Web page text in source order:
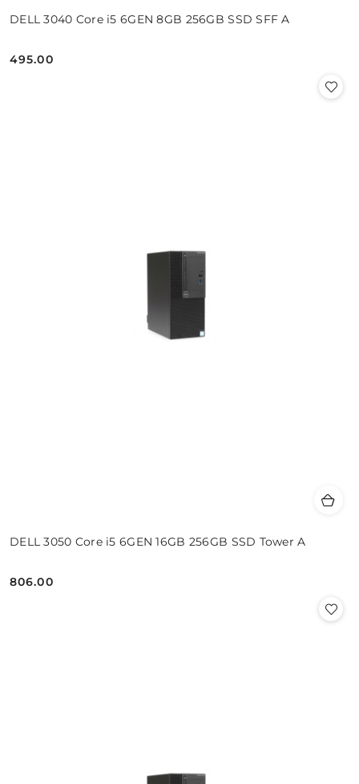
DELL 3040 Core i5 6GEN 8GB 256GB SSD SFF A
Cena:
495.00
DELL 3050 Core i5 6GEN 16GB 256GB SSD Tower A
Cena:
806.00